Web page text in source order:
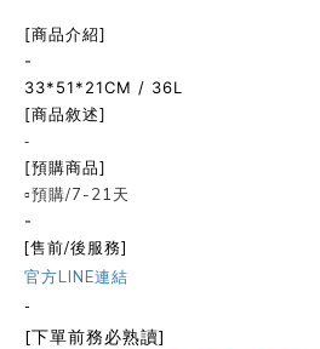
[商品介紹]
-
33*51*21CM / 36L
[商品敘述]
-
[預購商品]
▫️預購/7-21天
-
[售前/後服務]
官方LINE連結
-
[下單前務必熟讀]